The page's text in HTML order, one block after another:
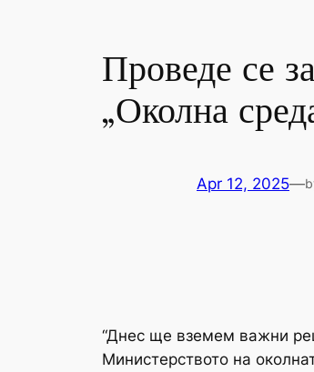
Проведе се
„Околна
Apr 12, 2025—
“Днес ще вземем важни
Министерството на